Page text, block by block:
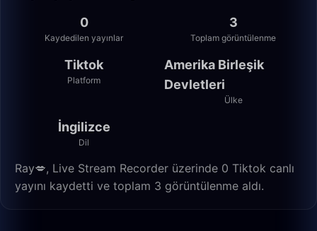
0
Kaydedilen yayınlar
3
Toplam görüntülenme
Tiktok
Platform
Amerika Birleşik
Devletleri
Ülke
İngilizce
Dil
Ray💋, Live Stream Recorder üzerinde 0 Tiktok canlı
yayını kaydetti ve toplam 3 görüntülenme aldı.